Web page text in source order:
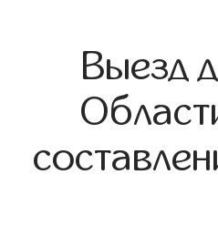
Выезд